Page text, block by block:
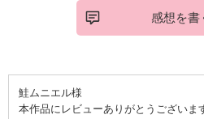
感想を書
鮭ムニエル様
本作品にレビューありがとうございま